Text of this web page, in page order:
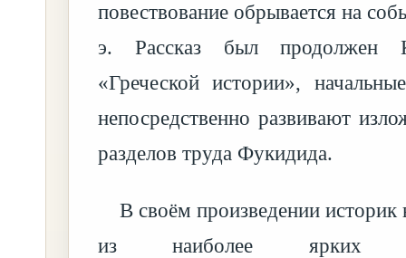
повествование обрывается на
э. Рассказ был продолжен
«Греческой истории»,
непосредственно развивают
разделов труда Фукидида.
В своём произведении историк
из наиболее ярких